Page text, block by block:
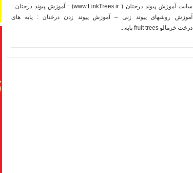
سایت آموزش پیوند درختان ( www.LinkTrees.ir) : آموزش پیوند درختان :
آموزش روشهای پیوند زنی – آموزش پیوند زدن درختان : پایه های
درخت خرمالو fruit trees پایه...